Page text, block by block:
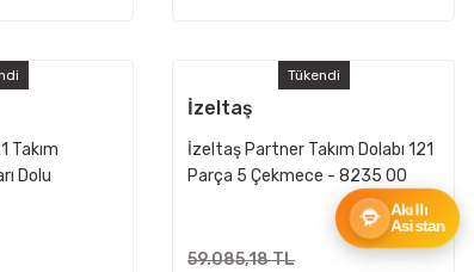
Takım
Dolu
Tükendi
İzeltaş
İzeltaş Partner Takım Dolabı 121
Parça 5 Çekmece - 8235 00
59.085,18 TL
Akıllı
Asistan